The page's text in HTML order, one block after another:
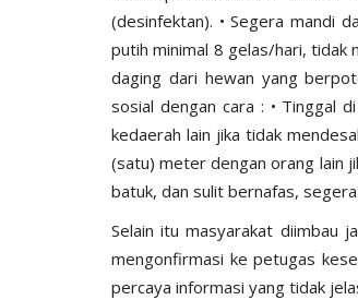
(desinfektan). • Segera mandi
putih minimal 8 gelas/hari, tidak
daging dari hewan yang
sosial dengan cara : • Tinggal
kedaerah lain jika tidak
(satu) meter dengan orang lain
batuk, dan sulit bernafas, segera
Selain itu masyarakat diimbau
mengonfirmasi ke petugas
percaya informasi yang tidak
BERANDA